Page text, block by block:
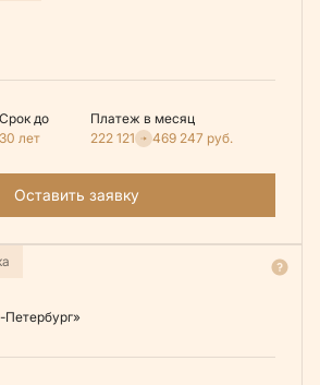
Срок до
30 лет
Платеж в месяц
222 121
469 247 руб.
Оставить заявку
Петербург»